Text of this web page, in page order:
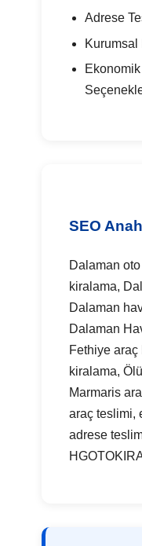
Adrese
SEO
Dalaman
kiralama,
Dalaman
Dalaman
Fethiye
kiralama,
Marmaris
araç teslimi,
adrese